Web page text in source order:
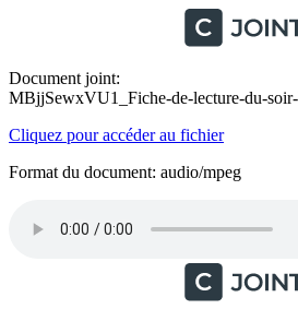
Document joint:
MBjjSewxVU1_Fiche-de-lecture-du-
Cliquez pour accéder au fichier
Format du document: audio/mpeg